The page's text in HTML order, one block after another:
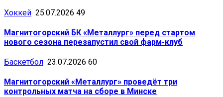
Хоккей 25.07.2026 49
Магнитогорский БК «Металлург» перед стартом
нового сезона перезапустил свой фарм-клуб
Баскетбол 23.07.2026 60
Магнитогорский «Металлург» проведёт три
контрольных матча на сборе в Минске